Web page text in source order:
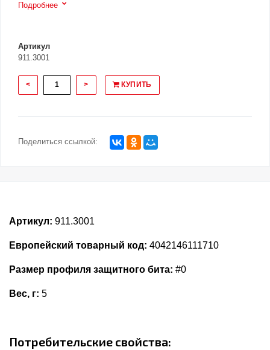
Подробнее
Артикул
911.3001
< > КУПИТЬ
Поделиться ссылкой:
Артикул: 911.3001
Европейский товарный код: 4042146111710
Размер профиля защитного бита: #0
Вес, г: 5
Потребительские свойства: